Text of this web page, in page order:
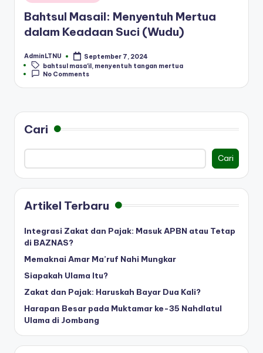
in
Bahtsul Masail: Menyentuh Mertua
dalam Keadaan Suci (Wudu)
Posted
by
AdminLTNU
September 7, 2024
Tags:bahtsul masa'il menyentuh tangan mertua
No Comments
Cari
Cari
Artikel Terbaru
Integrasi Zakat dan Pajak: Masuk APBN atau Tetap
di BAZNAS?
Memaknai Amar Ma’ruf Nahi Mungkar
Siapakah Ulama Itu?
Zakat dan Pajak: Haruskah Bayar Dua Kali?
Harapan Besar pada Muktamar ke-35 Nahdlatul
Ulama di Jombang